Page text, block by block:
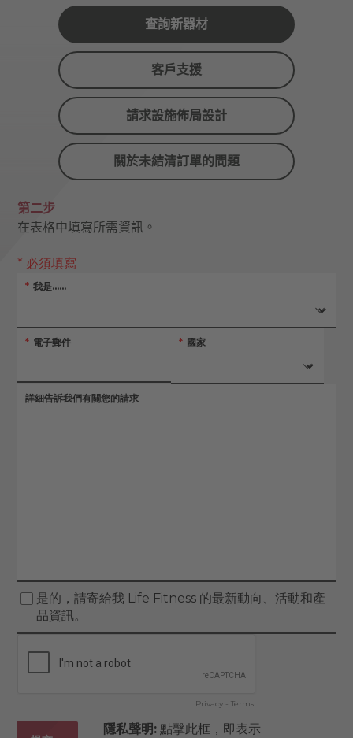
查詢新器材
客戶支援
請求設施佈局設計
關於未結清訂單的問題
第二步
在表格中填寫所需資訊。